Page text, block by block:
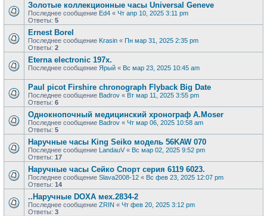
Золотые коллекционные часы Universal Geneve
Последнее сообщение Ed4 « Чт апр 10, 2025 3:11 pm
Ответы: 5
Ernest Borel
Последнее сообщение Krasin « Пн мар 31, 2025 2:35 pm
Ответы: 2
Eterna electronic 197х.
Последнее сообщение Ярый « Вс мар 23, 2025 10:45 am
Paul picot Firshire chronograph Flyback Big Date
Последнее сообщение Badrov « Вт мар 11, 2025 3:55 pm
Ответы: 6
Однокнопочный медицинский хронограф A.Moser
Последнее сообщение Badrov « Чт мар 06, 2025 10:58 am
Ответы: 5
Наручные часы King Seiko модель 56KAW 070
Последнее сообщение LandauV« Вс мар 02, 2025 9:52 pm
Ответы: 17
Наручные часы Сейко Спорт серия 6119 6023.
Последнее сообщение Slava2008-12 « Вс фев 23, 2025 12:07 pm
Ответы: 14
..Наручные DOXA мех.2834-2
Последнее сообщение ZRIN « Чт фев 20, 2025 3:12 pm
Ответы: 3